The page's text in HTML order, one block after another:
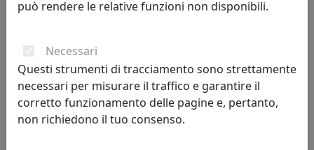
La creatività si fonda sulla profonda conoscenza delle
competenze preliminari. Caratteristiche della
personalità creativa sono curiosità, indipendenza,
spirito critico, autodisciplina.
Competitività - indica il livello di capacità concorrenziale
può rendere le relative funzioni non disponibili.
Necessari
Questi strumenti di tracciamento sono strettamente
necessari per misurare il traffico e garantire il
corretto funzionamento delle pagine e, pertanto,
non richiedono il tuo consenso.